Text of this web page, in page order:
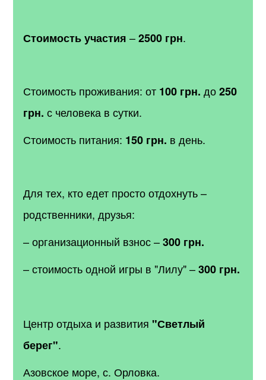
Стоимость участия –2500 грн.
Стоимость проживания: от 100 грн. до250
грн. с человека в сутки.
Стоимость питания: 150 грн. в день.
Для тех, кто едет просто отдохнуть –
родственники, друзья:
– организационный взнос –300 грн.
– стоимость одной игры в "Лилу" –300 грн.
Центр отдыха и развития"Светлый
берег".
Азовское море, с. Орловка.